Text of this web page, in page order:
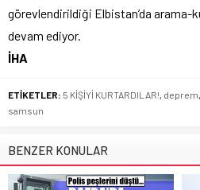
görevlendirildiği Elbistan’da arama-
devam ediyor.
İHA
ETİKETLER: 5 KİŞİYİ KURTARDILAR!, deprem,
samsun
BENZER KONULAR